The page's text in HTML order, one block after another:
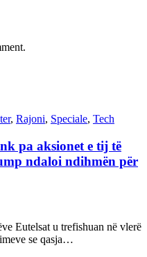
, Rajoni, Speciale, Tech
pa aksionet e tij të
ndaloi ndihmën për
Eutelsat u trefishuan në vlerë
se qasja…